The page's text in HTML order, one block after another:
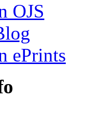
OJS
ePrints